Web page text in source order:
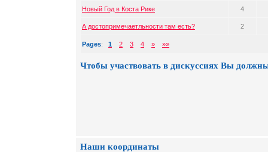
Новый Год в Коста Рике 4
А достопримечаетльности там есть? 2
Pages: 1 2 3 4 » »»
Чтобы участвовать в дискуссиях Вы
Наши координаты